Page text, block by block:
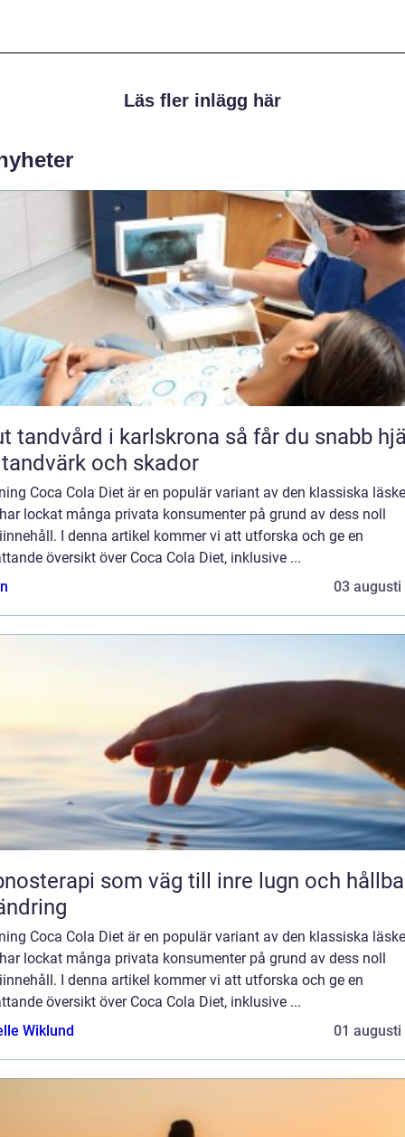
Läs fler inlägg här
i karlskrona så får du snabb hjälp
och skador
Coca Cola Diet är en populär variant av den klassiska
lockat många privata konsumenter på grund av dess noll
I denna artikel kommer vi att utforska och ge en
översikt över Coca Cola Diet, inklusive ...
03 augusti
som väg till inre lugn och
Coca Cola Diet är en populär variant av den klassiska
lockat många privata konsumenter på grund av dess noll
I denna artikel kommer vi att utforska och ge en
översikt över Coca Cola Diet, inklusive ...
Wiklund
01 augusti